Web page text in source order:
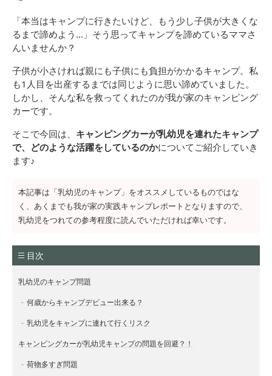
「本当はキャンプに行きたいけど、もう少し子供が大きくな
るまで諦めよう…」そう思ってキャンプを諦めているママさ
んいませんか？
子供が小さければ親にも子供にも負担がかかるキャンプ。私
も1人目を出産するまでは同じように思い諦めていました。
しかし、そんな私を救ってくれたのが我が家のキャンピング
カーです。
そこで今回は、 キャンピングカーが乳幼児を連れたキャンプ
で、どのような活躍をしているのかについてご紹介していき
ます♪
本記事は「乳幼児のキャンプ」をオススメしているものではな
く、あくまでも我が家の実践キャンプレポートとなりますので、
乳幼児をつれての参考程度に読んでいただければ幸いです。
目次
乳幼児のキャンプ問題
何歳からキャンプデビュー出来る？
乳幼児をキャンプに連れて行くリスク
キャンピングカーが乳幼児キャンプの問題を回避？！
荷物多すぎ問題